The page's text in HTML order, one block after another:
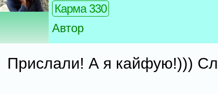
Карма 330
Автор
Прислали! А я кайфую!)))